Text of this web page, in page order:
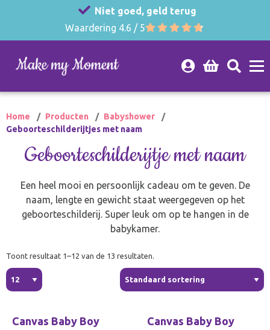
Niet goed, geld terug
Waardering 4.6 / 5
Home Producten
Babyshower
Geboorteschilderijtjes met naam
Geboorteschilderijtje met naam
Een heel mooi en persoonlijk cadeau om te geven. De
naam, lengte en gewicht staat weergegeven op het
geboorteschilderij. Super leuk om op te hangen in de
babykamer.
Toont resultaat 1–12 van de 13 resultaten.
Canvas Baby Boy
Canvas Baby Boy